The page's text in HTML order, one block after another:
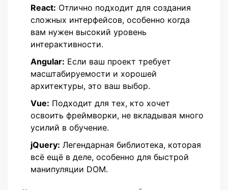
React: Отлично подходит для создания
сложных интерфейсов, особенно когда
вам нужен высокий уровень
интерактивности.
Angular: Если ваш проект требует
масштабируемости и хорошей
архитектуры, это ваш выбор.
Vue: Подходит для тех, кто хочет
освоить фреймворки, не вкладывая много
усилий в обучение.
jQuery: Легендарная библиотека, которая
всё ещё в деле, особенно для быстрой
манипуляции DOM.